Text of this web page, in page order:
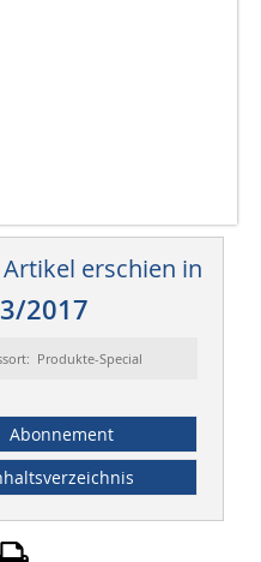
erschien in
2017
Produkte-Special
Abonnement